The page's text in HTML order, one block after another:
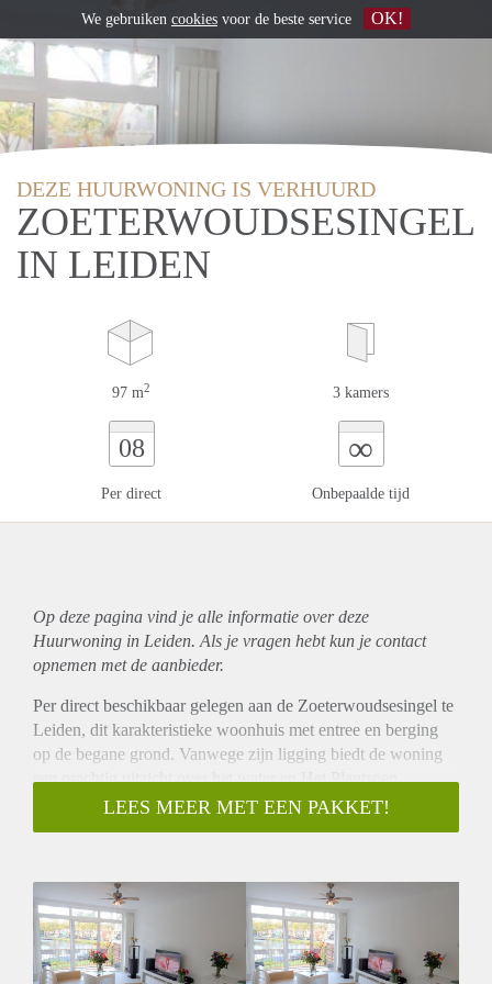
DEZE HUURWONING IS VERHUURD
ZOETERWOUDSESINGEL
IN LEIDEN
97 m2 3 kamers
08
Per direct
∞
Onbepaalde tijd
Op deze pagina vind je alle informatie over deze
Huurwoning in Leiden. Als je vragen hebt kun je contact
opnemen met de aanbieder.
Per direct beschikbaar gelegen aan de Zoeterwoudsesingel te
Leiden, dit karakteristieke woonhuis met entree en berging
op de begane grond. Vanwege zijn ligging biedt de woning
een prachtig uitzicht over het water en Het Plantsoen,
gelegen aan de overzijde. Verder is de woning mede door de
aansluitingswegen goed aan te rijden vanaf de A4 en biedt
Entree op de begane grond met de kapstok en vaste trap naar
bovengelegen etages van de woning. Eveneens op de begane
grond is de berging te betreden welk voldoende ruimte biedt
tot het opslaan van spullen, hier treft u ook de wasmachine en
LEES MEER MET EEN PAKKET!
We gebruiken cookies voor de beste service OK!